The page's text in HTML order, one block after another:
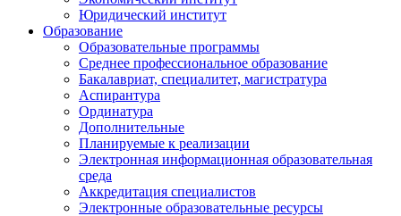
Юридический институт
Образование
Образовательные программы
Среднее профессиональное образование
Бакалавриат, специалитет, магистратура
Аспирантура
Ординатура
Дополнительные
Планируемые к реализации
Электронная информационная образовательная
среда
Аккредитация специалистов
Электронные образовательные ресурсы